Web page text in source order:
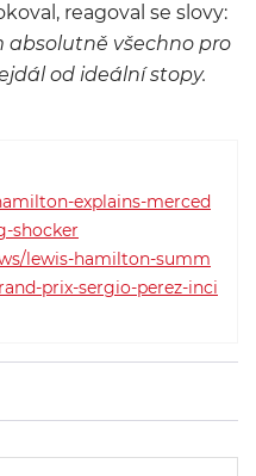
reagoval se slovy:
absolutně všechno pro
od ideální stopy.
explains-merced
shocker
lewis-hamilton-summ
prix-sergio-perez-inci